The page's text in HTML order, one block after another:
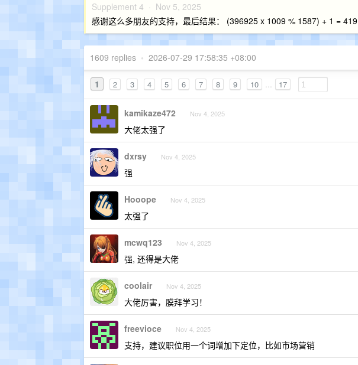
Supplement 4 · Nov 5, 2025
感谢这么多朋友的支持，最后结果： (396925 x 1009 % 1587) + 1 = 419
1609 replies • 2026-07-29 17:58:35 +08:00
1 2 3 4 5 6 7 8 9 10 ... 17
kamikaze472 Nov 4, 2025
大佬太强了
dxrsy Nov 4, 2025
强
Hooope Nov 4, 2025
太强了
mcwq123 Nov 4, 2025
强, 还得是大佬
coolair Nov 4, 2025
大佬厉害，膜拜学习！
freevioce Nov 4, 2025
支持，建议职位用一个词增加下定位，比如市场营销